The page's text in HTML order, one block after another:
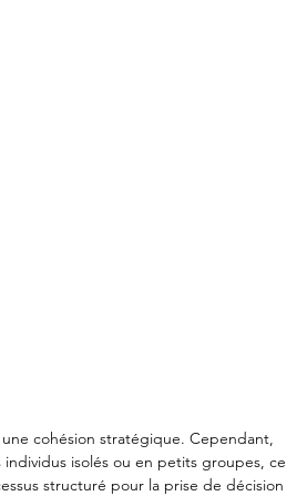
cohésion stratégique. Cependant,
isolés ou en petits groupes, ce
structuré pour la prise de décision